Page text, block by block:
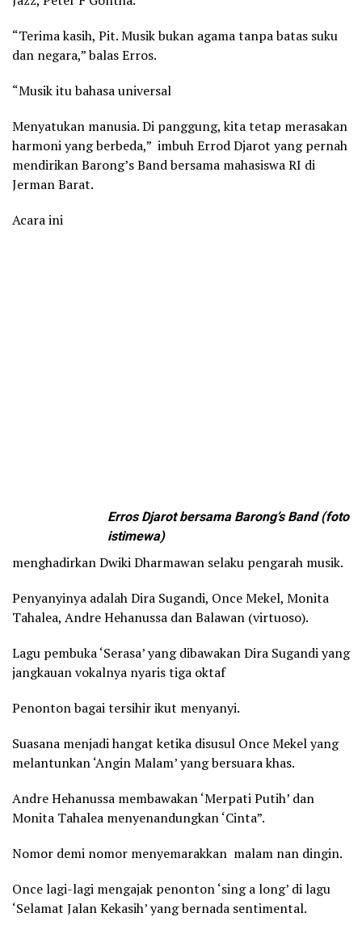
“Terima kasih, Pit. Musik bukan agama tanpa batas suku
dan negara,” balas Erros.
“Musik itu bahasa universal
Menyatukan manusia. Di panggung, kita tetap merasakan
harmoni yang berbeda,” imbuh Errod Djarot yang pernah
mendirikan Barong’s Band bersama mahasiswa RI di
Jerman Barat.
Erros Djarot bersama Barong’s Band (foto
istimewa)
Acara ini
menghadirkan Dwiki Dharmawan selaku pengarah musik.
Penyanyinya adalah Dira Sugandi, Once Mekel, Monita
Tahalea, Andre Hehanussa dan Balawan (virtuoso).
Lagu pembuka ‘Serasa’ yang dibawakan Dira Sugandi yang
jangkauan vokalnya nyaris tiga oktaf
Penonton bagai tersihir ikut menyanyi.
Suasana menjadi hangat ketika disusul Once Mekel yang
melantunkan ‘Angin Malam’ yang bersuara khas.
Andre Hehanussa membawakan ‘Merpati Putih’ dan
Monita Tahalea menyenandungkan ‘Cinta”.
Nomor demi nomor menyemarakkan malam nan dingin.
Once lagi-lagi mengajak penonton ‘sing a long’ di lagu
‘Selamat Jalan Kekasih’ yang bernada sentimental.